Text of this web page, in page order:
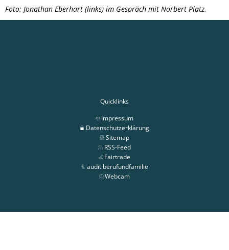
Foto: Jonathan Eberhart (links) im Gespräch mit Norbert Platz.
Quicklinks
Impressum
Datenschutzerklärung
Sitemap
RSS-Feed
Fairtrade
audit berufundfamilie
Webcam